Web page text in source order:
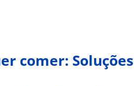
comer: